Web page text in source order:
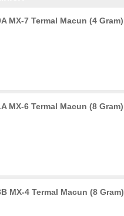
MX-7 Termal Macun (4 Gram)
MX-6 Termal Macun (8 Gram)
MX-4 Termal Macun (8 Gram)